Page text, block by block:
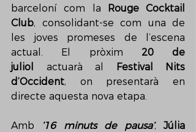
barceloní com la
Rouge Cocktail
Club, consolidant-se com una de
les joves promeses de l’escena
actual. El pròxim 20 de
juliol
actuarà al
Festival Nits
d’Occident, on presentarà en
directe aquesta nova etapa.
Amb ‘16 minuts de pausa’, Júlia